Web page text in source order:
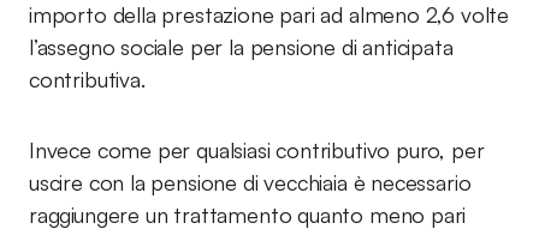
importo della prestazione pari ad almeno 2,6 volte
l’assegno sociale per la pensione di anticipata
contributiva.
Invece come per qualsiasi contributivo puro, per
uscire con la pensione di vecchiaia è necessario
raggiungere un trattamento quanto meno pari